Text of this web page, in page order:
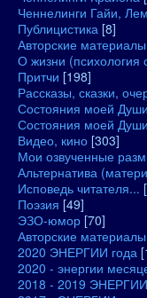
Ченнелинги Гайи,
Публицистика [8]
Авторские
О жизни (психология
Притчи [198]
Рассказы, сказки,
Состояния моей
Состояния моей
Видео, кино [303]
Мои озвученные
Альтернатива
Исповедь читателя...
Поэзия [49]
ЭЗО-юмор [70]
Авторские
2020 ЭНЕРГИИ года
2020 - энергии
2018 - 2019